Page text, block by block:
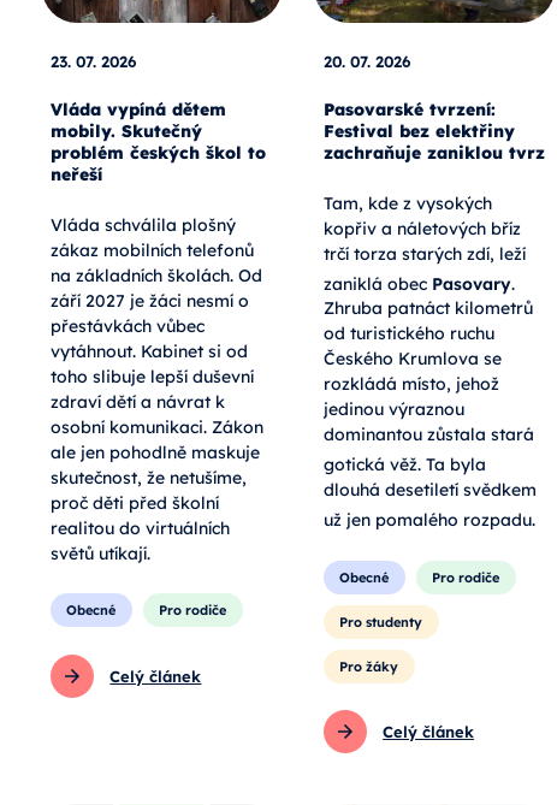
23. 07. 2026
Vláda vypíná dětem
mobily. Skutečný
problém českých škol to
neřeší
Vláda schválila plošný
zákaz mobilních telefonů
na základních školách. Od
září 2027 je žáci nesmí o
přestávkách vůbec
vytáhnout. Kabinet si od
toho slibuje lepší duševní
zdraví dětí a návrat k
osobní komunikaci. Zákon
ale jen pohodlně maskuje
skutečnost, že netušíme,
proč děti před školní
realitou do virtuálních
světů utíkají.
Obecné Pro rodiče
Celý článek
20. 07. 2026
Pasovarské tvrzení:
Festival bez elektřiny
zachraňuje zaniklou tvrz
Tam, kde z vysokých
kopřiv a náletových bříz
trčí torza starých zdí, leží
zaniklá obec Pasovary.
Zhruba patnáct kilometrů
od turistického ruchu
Českého Krumlova se
rozkládá místo, jehož
jedinou výraznou
dominantou zůstala stará
gotická věž. Ta byla
dlouhá desetiletí svědkem
už jen pomalého rozpadu.
Obecné Pro rodiče
Pro studenty
Pro žáky
Celý článek